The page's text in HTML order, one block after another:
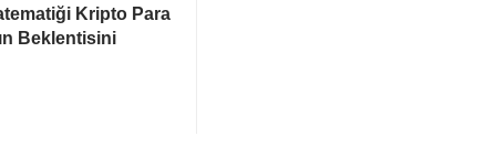
Kripto Para
Beklentisini